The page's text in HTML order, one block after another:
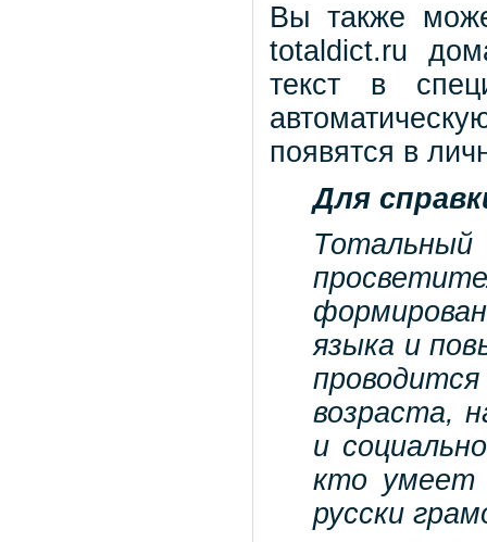
Вы также
totaldict.ru
текст в
появятся в
Для
языка и
возраста,
и
кто умеет
русски